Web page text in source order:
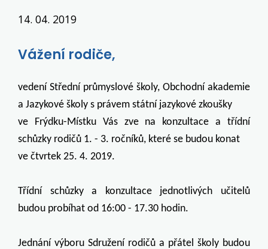
14. 04. 2019
Vážení rodiče,
vedení Střední průmyslové školy, Obchodní akademie
a Jazykové školy s právem státní jazykové zkoušky
ve Frýdku-Místku Vás zve na
konzultacea třídní
schůzky rodičů 1. - 3. ročníků, které se budou konat
ve čtvrtek 25. 4. 2019.
Třídní schůzky a konzultace jednotlivých učitelů
budou probíhat od 16:00 - 17.30 hodin.
Jednání výboru Sdružení rodičů a přátel školy budou